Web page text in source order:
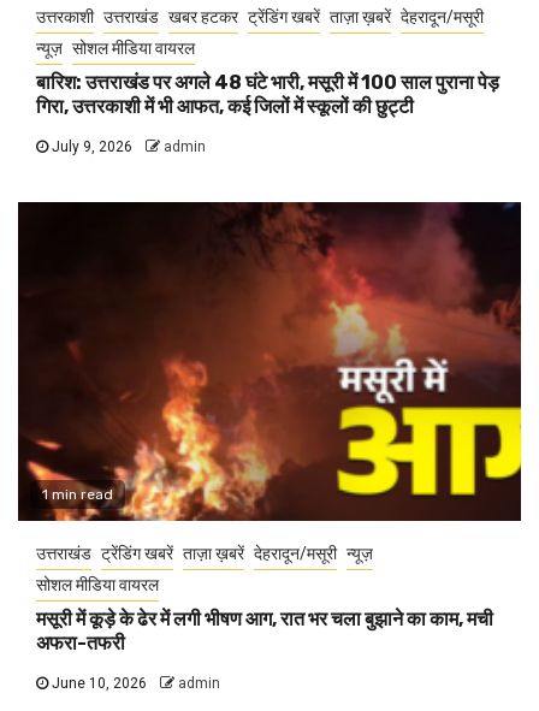
उत्तरकाशी उत्तराखंड खबर हटकर ट्रेंडिंग खबरें ताज़ा ख़बरें देहरादून/मसूरी
न्यूज़ सोशल मीडिया वायरल
बारिश: उत्तराखंड पर अगले 48 घंटे भारी, मसूरी में 100 साल पुराना पेड़
गिरा, उत्तरकाशी में भी आफत, कई जिलों में स्कूलों की छुट्टी
July 9, 2026 admin
1 min read
उत्तराखंड ट्रेंडिंग खबरें ताज़ा ख़बरें देहरादून/मसूरी न्यूज़
सोशल मीडिया वायरल
मसूरी में कूड़े के ढेर में लगी भीषण आग, रात भर चला बुझाने का काम, मची
अफरा-तफरी
June 10, 2026 admin